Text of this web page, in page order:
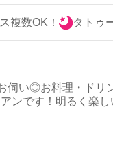
複数OK！ タトゥ
伺い◎お料理・ド
ンです！明るく楽